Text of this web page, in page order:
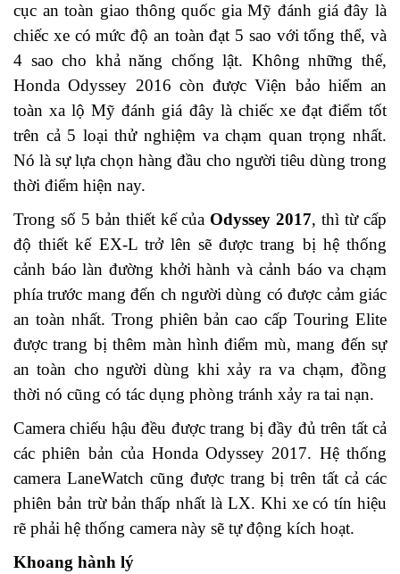
cục an toàn giao thông quốc gia Mỹ đánh giá đây là
chiếc xe có mức độ an toàn đạt 5 sao với tổng thể, và
4 sao cho khả năng chống lật. Không những thế,
Honda Odyssey 2016 còn được Viện bảo hiểm an
toàn xa lộ Mỹ đánh giá đây là chiếc xe đạt điểm tốt
trên cả 5 loại thử nghiệm va chạm quan trọng nhất.
Nó là sự lựa chọn hàng đầu cho người tiêu dùng trong
thời điểm hiện nay.
Trong số 5 bản thiết kế của Odyssey 2017, thì từ cấp
độ thiết kế EX-L trở lên sẽ được trang bị hệ thống
cảnh báo làn đường khởi hành và cảnh báo va chạm
phía trước mang đến ch người dùng có được cảm giác
an toàn nhất. Trong phiên bản cao cấp Touring Elite
được trang bị thêm màn hình điểm mù, mang đến sự
an toàn cho người dùng khi xảy ra va chạm, đồng
thời nó cũng có tác dụng phòng tránh xảy ra tai nạn.
Camera chiếu hậu đều được trang bị đầy đủ trên tất cả
các phiên bản của Honda Odyssey 2017. Hệ thống
camera LaneWatch cũng được trang bị trên tất cả các
phiên bản trừ bản thấp nhất là LX. Khi xe có tín hiệu
rẽ phải hệ thống camera này sẽ tự động kích hoạt.
Khoang hành lý